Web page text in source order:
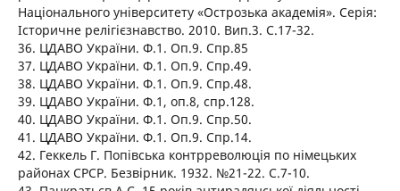
Національного університету «Острозька академія». Серія:
Історичне релігієзнавство. 2010. Вип.3. С.17-32.
36. ЦДАВО України. Ф.1. Оп.9. Спр.85
37. ЦДАВО України. Ф.1. Оп.9. Спр.49.
38. ЦДАВО України. Ф.1. Оп.9. Спр.48.
39. ЦДАВО України. Ф.1, оп.8, спр.128.
40. ЦДАВО України. Ф.1. Оп.9. Спр.50.
41. ЦДАВО України. Ф.1. Оп.9. Спр.14.
42. Геккель Г. Попівська контрреволюція по німецьких
районах СРСР. Безвірник. 1932. №21-22. С.7-10.